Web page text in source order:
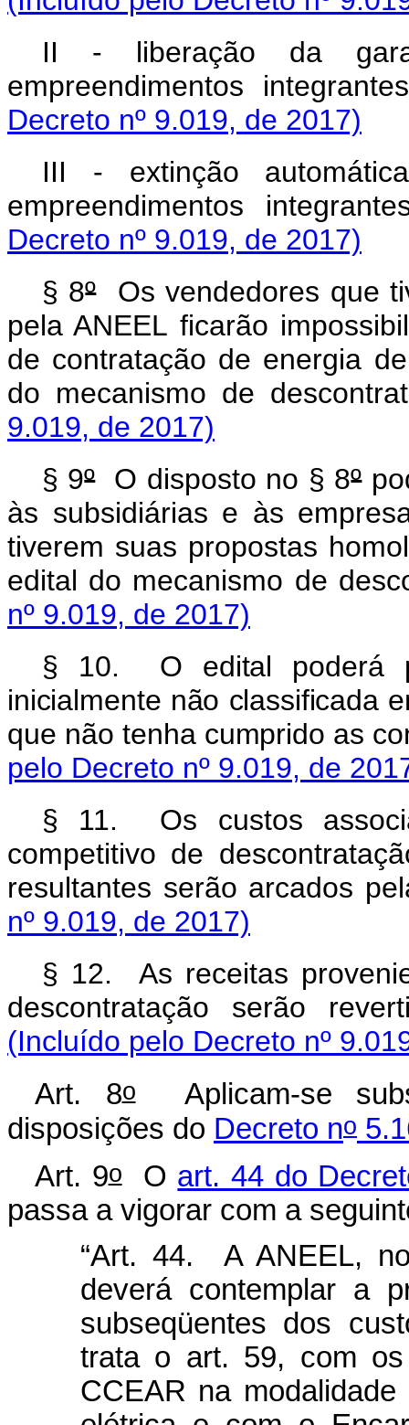
II - liberação da
empreendimentos
Decreto nº 9.019, de 2017)
III - extinção
empreendimentos
Decreto nº 9.019, de 2017)
§ 8ºOs vendedores que
pela ANEEL ficarão
de contratação de energia
do mecanismo de
9.019, de 2017)
§ 9ºO disposto no § 8º
às subsidiárias e às
tiverem suas propostas
edital do mecanismo de
nº 9.019, de 2017)
§ 10. O edital poderá
inicialmente não classificada
que não tenha cumprido as
pelo Decreto nº 9.019, de
§ 11. Os custos
competitivo de
resultantes serão arcados
nº 9.019, de 2017)
§ 12. As receitas
descontratação serão
(Incluído pelo Decreto nº
Art. 8oAplicam-se
disposições do Decreto no
Art. 9oO art. 44 do
passa a vigorar com a
“Art. 44. A ANEEL,
deverá contemplar a
subseqüentes dos
trata o art. 59, com
CCEAR na